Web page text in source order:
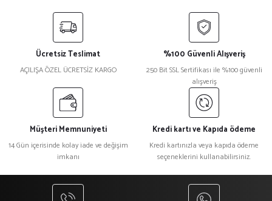
Ücretsiz Teslimat
AÇILIŞA ÖZEL ÜCRETSİZ KARGO
%100 Güvenli Alışveriş
250 Bit SSL Sertifikası ile %100 güvenli
alışveriş
Müşteri Memnuniyeti
14 Gün içerisinde kolay iade ve değişim
imkanı
Kredi kartı ve Kapıda ödeme
Kredi kartınızla veya kapıda ödeme
seçeneklerini kullanabilirsiniz.